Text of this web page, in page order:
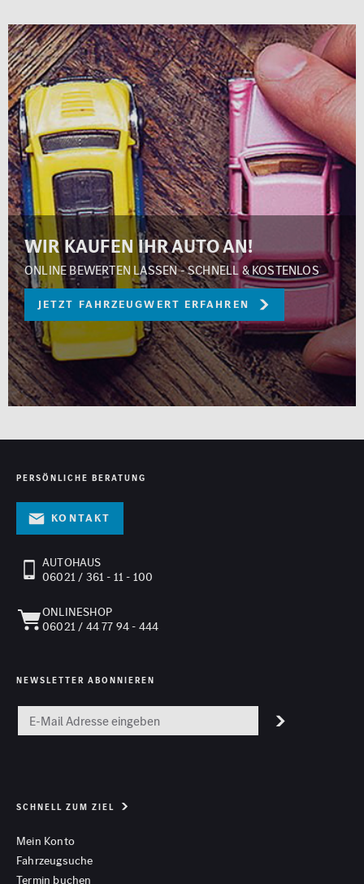
WIR KAUFEN IHR AUTO AN!
ONLINE BEWERTEN LASSEN - SCHNELL & KOSTENLOS
JETZT FAHRZEUGWERT ERFAHREN
PERSÖNLICHE BERATUNG
Kontakt
AUTOHAUS
06021 / 361 - 11 - 100
ONLINESHOP
06021 / 44 77 94 - 444
NEWSLETTER ABONNIEREN
SCHNELL ZUM ZIEL
Mein Konto
Fahrzeugsuche
Termin buchen